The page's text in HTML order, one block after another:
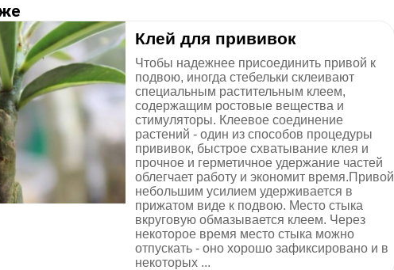
Клей для прививок
Чтобы надежнее присоединить привой к
подвою, иногда стебельки склеивают
специальным растительным клеем,
содержащим ростовые вещества и
стимуляторы. Клеевое соединение
растений - один из способов процедуры
прививок, быстрое схватывание клея и
прочное и герметичное удержание частей
облегчает работу и экономит время.Привой
небольшим усилием удерживается в
прижатом виде к подвою. Место стыка
вкруговую обмазывается клеем. Через
некоторое время место стыка можно
отпускать - оно хорошо зафиксировано и в
некоторых ...